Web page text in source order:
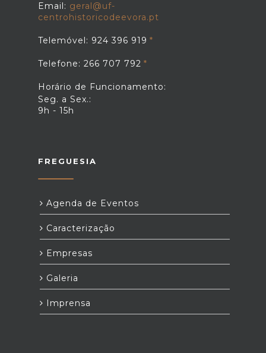
Email: geral@uf-
centrohistoricodeevora.pt
Telemóvel: 924 396 919
Telefone: 266 707 792
Horário de Funcionamento:
Seg. a Sex.:
9h - 15h
FREGUESIA
Agenda de Eventos
Caracterização
Empresas
Galeria
Imprensa